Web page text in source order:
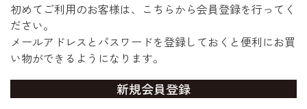
初めてご利用のお客様は、こちらから会員登録を行ってく
ださい。
メールアドレスとパスワードを登録しておくと便利にお買
い物ができるようになります。